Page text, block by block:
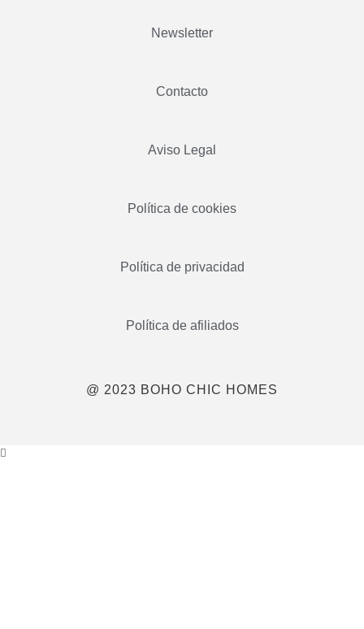
Newsletter
Contacto
Aviso Legal
Política de cookies
Política de privacidad
Política de afiliados
@ 2023 BOHO CHIC HOMES